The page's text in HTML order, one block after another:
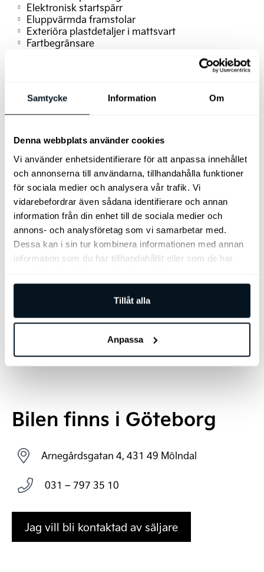
Samtycke Information Om
Denna webbplats använder cookies
Vi använder enhetsidentifierare för att anpassa innehållet
och annonserna till användarna, tillhandahålla funktioner
för sociala medier och analysera vår trafik. Vi
vidarebefordrar även sådana identifierare och annan
information från din enhet till de sociala medier och
annons- och analysföretag som vi samarbetar med.
Dessa kan i sin tur kombinera informationen med annan
information som du har tillhandahållit eller som de har
Tillåt alla
Anpassa
Elektronisk startspärr
Eluppvärmda framstolar
Exteriöra plastdetaljer i mattsvart
Fartbegränsare
LED bakljus
LED reflektorstrålkastare fram
Ljuddämpande framruta
Mode 3 kabel Typ 2 (3-fas)
Nyckelfritt system med startknapp
Parkeringssensorer fram och bak
Passagerarstol manuell
Ratt läderklädd (konstläder)
Eluppvärmd ratt
Rattpaddlar energiregenerering
Ryggstöd bak fäll-/delbart 60/40
Takreling
Trötthetsvarnare
USB-C ladduttag
Värmepumpsystem
Vätskekylt batteri
Bilen finns i Göteborg
Arnegårdsgatan 4, 431 49 Mölndal
031 – 797 35 10
Jag vill bli kontaktad av säljare